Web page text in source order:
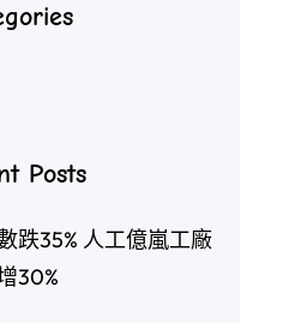
Posts
跌35% 人工億嵐工廠
30%